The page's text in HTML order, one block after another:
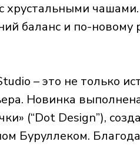
баланс и по-новому
– это не только
Новинка
(“Dot Design”),
Буруллеком.